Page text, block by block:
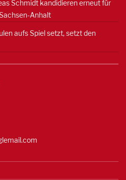
Schmidt kandidieren erneut für
Anhalt
aufs Spiel setzt, setzt den